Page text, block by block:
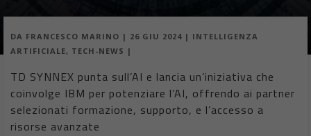
DA FRANCESCO MARINO | 26 GIU 2024 | INTELLIGENZA
ARTIFICIALE, TECH-NEWS |
TD SYNNEX punta sull’AI e lancia un’iniziativa che
coinvolge IBM per potenziare l’AI, offrendo ai partner
selezionati formazione, supporto, e l’accesso a
risorse avanzate